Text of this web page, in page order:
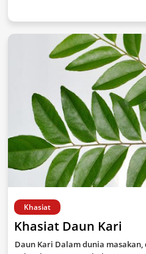
Khasiat
Khasiat Daun Kari
Daun Kari Dalam dunia